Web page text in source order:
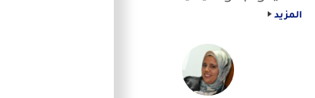
المزيد